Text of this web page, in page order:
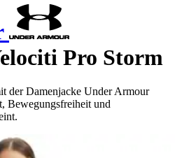
Pro Storm
der Damenjacke Under Armour
Bewegungsfreiheit und